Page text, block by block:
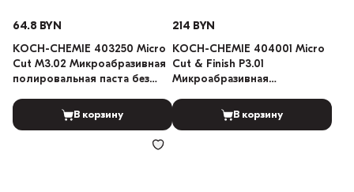
64.8 BYN
KOCH-CHEMIE 403250 Micro
Cut M3.02 Микроабразивная
полировальная паста без
В корзину
214 BYN
KOCH-CHEMIE 404001 Micro
Cut & Finish P3.01
Микроабразивная
воском карнаубы 1л
В корзину